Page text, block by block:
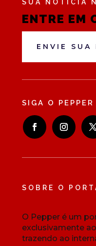
SUA NOTÍCIA
ENTRE EM
ENVIE SUA
SIGA O PEPPER
SOBRE O
O Pepper é um
exclusivamente
trazendo ao